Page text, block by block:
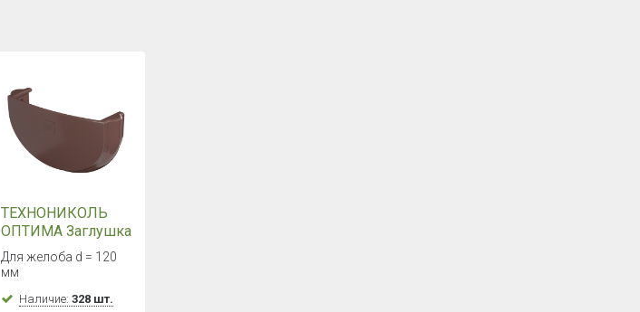
ТЕХНОНИКОЛЬ
ОПТИМА Заглушка
желоба
(Коричневый)
Для желоба d = 120
мм
Наличие:328 шт.